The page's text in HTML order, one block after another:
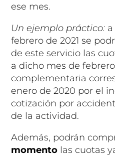
ese mes.
Un ejemplo práctico:
febrero de 2021 se
de este servicio las
a dicho mes de
complementaria
enero de 2020 por el
cotización por
de la actividad.
Además, podrán
momento las cuotas